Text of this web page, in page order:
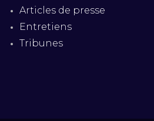
Articles de presse
Entretiens
Tribunes